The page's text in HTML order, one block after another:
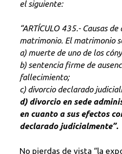
el siguiente:
“ARTÍCULO 435.- Causas
matrimonio. El matrimonio
a) muerte de uno de los
b) sentencia firme de
fallecimiento;
c) divorcio declarado
d) divorcio en sede
en cuanto a sus efectos
declarado judicialmente”.
No pierdas de vista “la